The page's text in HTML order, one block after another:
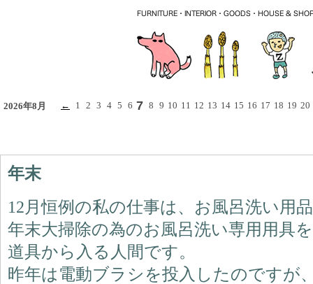
2026年8月 ← 1 2 3 4 5 6 7 8 9 10 11 12 13 14 15 16 17 18 19 20
年末
12月恒例の私の仕事は、お風呂洗い用
年末大掃除の為のお風呂洗い専用用具
道具から入る人間です。
昨年は電動ブラシを投入したのですが